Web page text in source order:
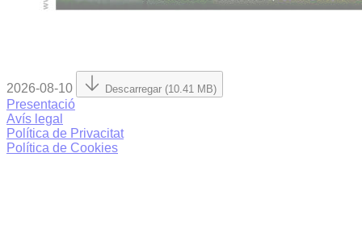
2026-08-10 Descarregar (10.41 MB)
Presentació
Avís legal
Política de Privacitat
Política de Cookies